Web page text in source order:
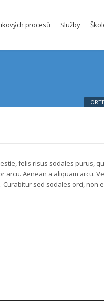
procesů Služby
felis risus sodales purus,
arcu. Aenean a aliquam arcu.
sed sodales orci, non